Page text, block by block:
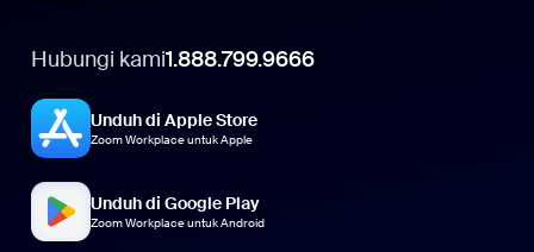
Hubungi kami1.888.799.9666
Unduh di Apple Store
Zoom Workplace untuk Apple
Unduh di Google Play
Zoom Workplace untuk Android